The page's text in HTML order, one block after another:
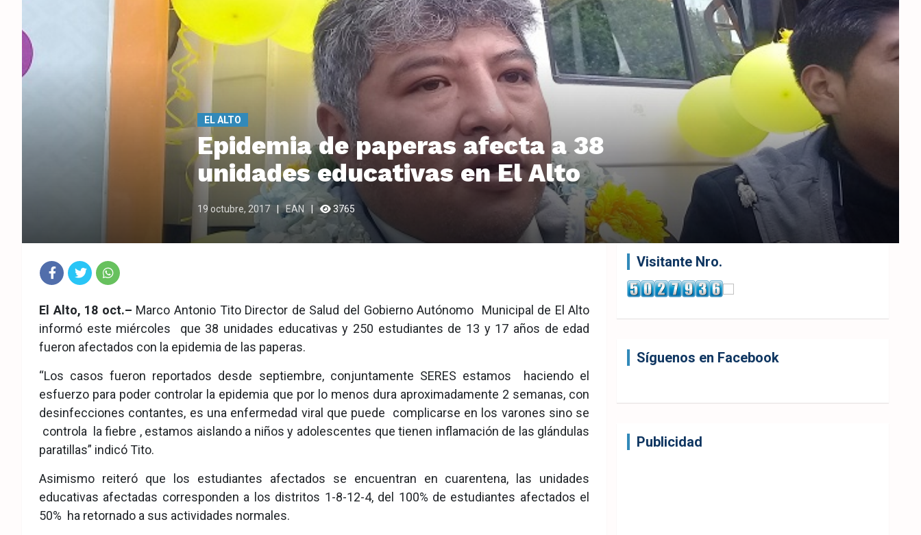
EL ALTO
Epidemia de paperas afecta a 38
unidades educativas en El Alto
19 octubre, 2017 EAN 3765
eb
ook
ter
tsA
pp
El Alto, 18 oct.– Marco Antonio Tito Director de Salud del Gobierno Autónomo Municipal de El Alto
informó este miércoles que 38 unidades educativas y 250 estudiantes de 13 y 17 años de edad
fueron afectados con la epidemia de las paperas.
“Los casos fueron reportados desde septiembre, conjuntamente SERES estamos haciendo el
esfuerzo para poder controlar la epidemia que por lo menos dura aproximadamente 2 semanas, con
desinfecciones contantes, es una enfermedad viral que puede complicarse en los varones sino se
controla la fiebre , estamos aislando a niños y adolescentes que tienen inflamación de las glándulas
paratillas” indicó Tito.
Asimismo reiteró que los estudiantes afectados se encuentran en cuarentena, las unidades
educativas afectadas corresponden a los distritos 1-8-12-4, del 100% de estudiantes afectados el
50% ha retornado a sus actividades normales.
Visitante Nro.
Síguenos en Facebook
Publicidad